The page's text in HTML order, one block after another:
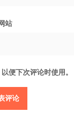
站
便下次评论时使用。